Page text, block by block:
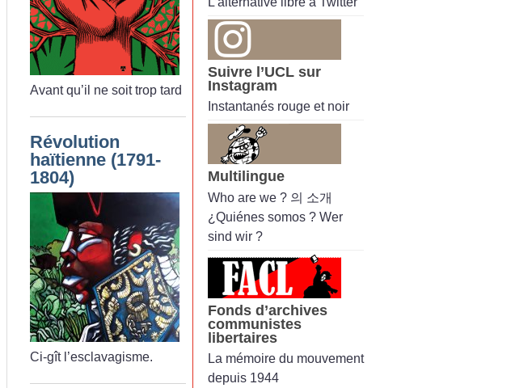
Avant qu’il ne soit trop tard
Révolution
haïtienne (1791-
1804)
Ci-gît l’esclavagisme.
Suivre l’UCL sur
Instagram
Instantanés rouge et noir
Multilingue
Who are we ? 의 소개
¿Quiénes somos ? Wer
sind wir ?
Fonds d’archives
communistes
libertaires
La mémoire du mouvement
depuis 1944